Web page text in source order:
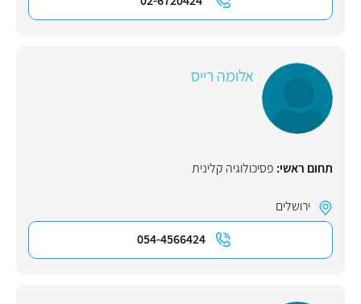
אלומה רייס
תחום ראשי: פסיכולוגיה קלינית
ירושלים
054-4566424